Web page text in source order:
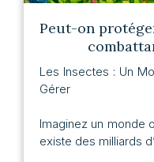
Peut-on
Les Insectes : Un
Gérer
Imaginez un monde
existe des milliards